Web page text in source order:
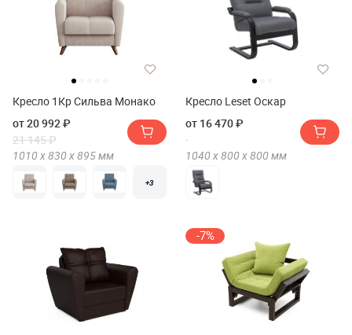
Кресло 1Кр Сильва Монако
от 20 992 ₽
21 145 ₽
1010 х830 х895мм
+3
Кресло Leset Оскар
от 16 470 ₽
1040 х800 х800 мм
-7%